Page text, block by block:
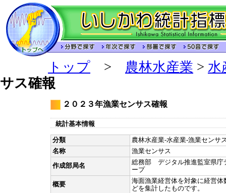
トップ > 農林水産業 > 水
サス確報
２０２３年漁業センサス確報
統計基本情報
分類
農林水産業-水産業-漁業センサ
名称
漁業センサス
作成部局名
総務部 デジタル推進監室県庁
ープ
概要
海面漁業経営体を対象に経営
どを集計したものです。